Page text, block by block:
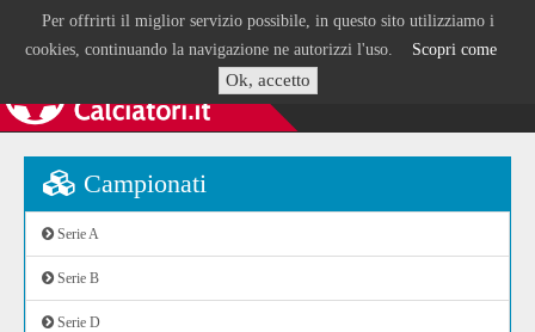
Per offrirti il miglior servizio possibile, in questo sito utilizziamo i
cookies, continuando la navigazione ne autorizzi l'uso. Scopri come
Ok, accetto
Campionati
Serie A
Serie B
Serie D